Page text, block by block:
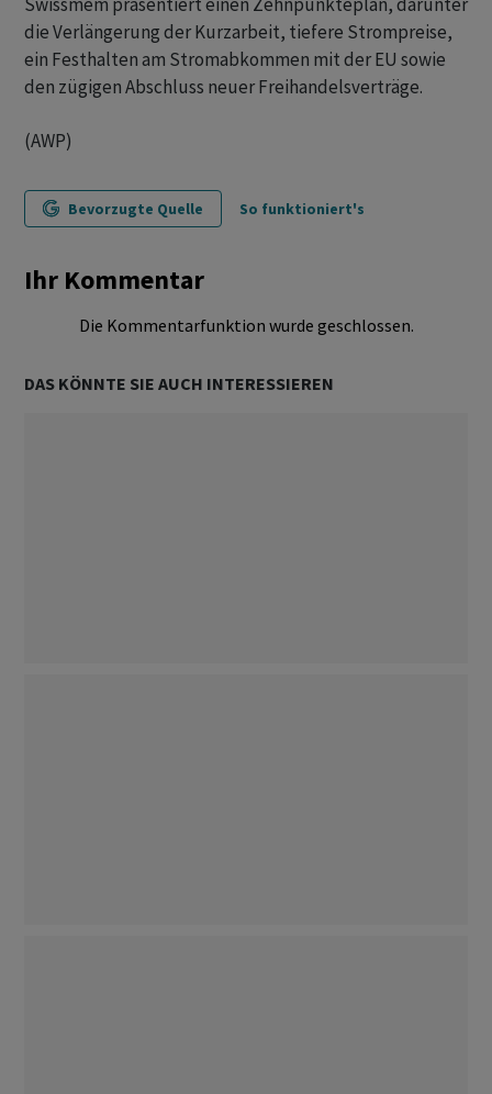
Swissmem präsentiert einen Zehnpunkteplan, darunter
die Verlängerung der Kurzarbeit, tiefere Strompreise,
ein Festhalten am Stromabkommen mit der EU sowie
den zügigen Abschluss neuer Freihandelsverträge.
(AWP)
Bevorzugte Quelle So funktioniert's
Ihr Kommentar
Die Kommentarfunktion wurde geschlossen.
DAS KÖNNTE SIE AUCH INTERESSIEREN